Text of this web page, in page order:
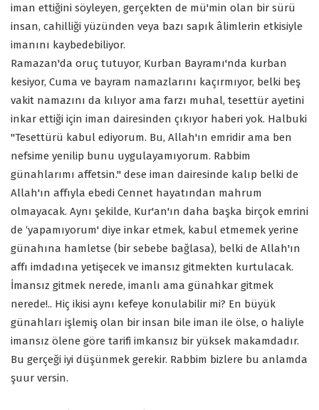
iman ettiğini söyleyen, gerçekten de mü'min olan bir sürü
insan, cahilliği yüzünden veya bazı sapık âlimlerin etkisiyle
imanını kaybedebiliyor.
Ramazan'da oruç tutuyor, Kurban Bayramı'nda kurban
kesiyor, Cuma ve bayram namazlarını kaçırmıyor, belki beş
vakit namazını da kılıyor ama farzı muhal, tesettür ayetini
inkar ettiği için iman dairesinden çıkıyor haberi yok. Halbuki
"Tesettürü kabul ediyorum. Bu, Allah'ın emridir ama ben
nefsime yenilip bunu uygulayamıyorum. Rabbim
günahlarımı affetsin." dese iman dairesinde kalıp belki de
Allah'ın affıyla ebedi Cennet hayatından mahrum
olmayacak. Aynı şekilde, Kur'an'ın daha başka birçok emrini
de ‘yapamıyorum' diye inkar etmek, kabul etmemek yerine
günahına hamletse (bir sebebe bağlasa), belki de Allah'ın
affı imdadına yetişecek ve imansız gitmekten kurtulacak.
İmansız gitmek nerede, imanlı ama günahkar gitmek
nerede!.. Hiç ikisi aynı kefeye konulabilir mi? En büyük
günahları işlemiş olan bir insan bile iman ile ölse, o haliyle
imansız ölene göre tarifi imkansız bir yüksek makamdadır.
Bu gerçeği iyi düşünmek gerekir. Rabbim bizlere bu anlamda
şuur versin.